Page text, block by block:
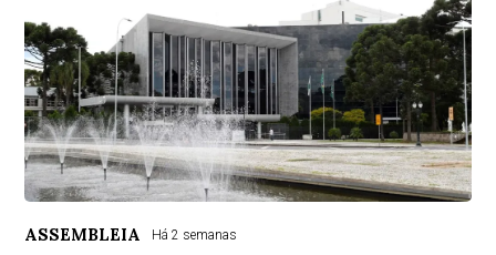
ASSEMBLEIA Há 2 semanas